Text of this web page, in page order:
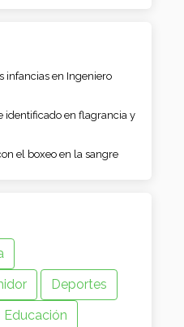
infancias en Ingeniero
identificado en flagrancia y
el boxeo en la sangre
Deportes
Educación